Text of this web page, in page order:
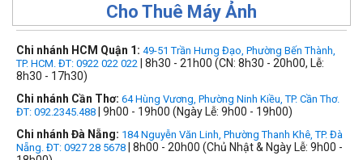
Cho Thuê Máy Ảnh
Chi nhánh HCM Quận 1: 49-51 Trần Hưng Đạo, Phường Bến Thành,
TP. HCM. ĐT: 0922 022 022 | 8h30 - 21h00 (CN: 8h30 - 20h00, Lễ:
8h30 - 17h30)
Chi nhánh Cần Thơ: 64 Hùng Vương, Phường Ninh Kiều, TP. Cần Thơ.
ĐT: 092.2345.488 | 9h00 - 19h00 (Ngày Lễ: 9h00 - 19h00)
Chi nhánh Đà Nẵng: 184 Nguyễn Văn Linh, Phường Thanh Khê, TP. Đà
Nẵng. ĐT: 0927 28 5678 | 8h00 - 20h00 (Chủ Nhật & Ngày Lễ: 9h00 -